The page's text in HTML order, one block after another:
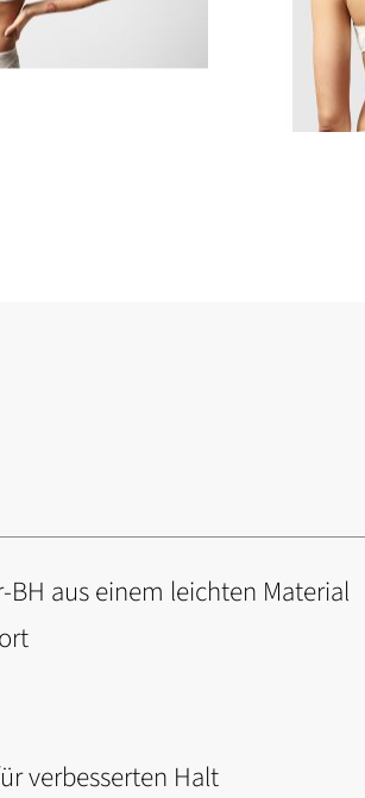
aus einem leichten Material
verbesserten Halt